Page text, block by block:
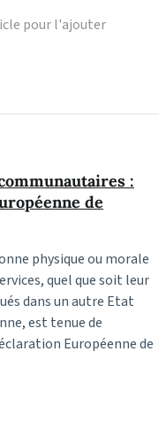
:
de
physique ou morale
quel que soit leur
dans un autre Etat
est tenue de
Européenne de
pour l'ajouter